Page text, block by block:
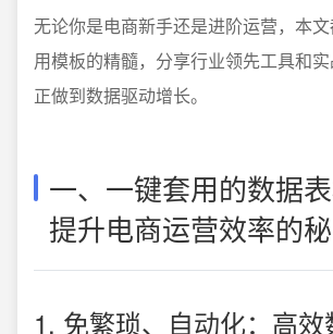
无论你是电商新手还是进阶运营，本
用模板的精髓，分享行业领先工具和
正做到数据驱动增长。
一、一键套用的数据表
提升电商运营效率的
1. 免繁琐、自动化：高